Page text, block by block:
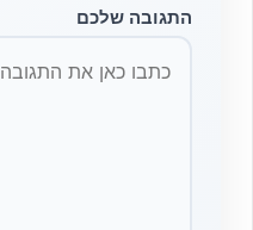
התגובה שלכם